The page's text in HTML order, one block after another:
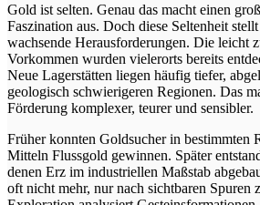
Gold ist selten. Genau das macht einen
Faszination aus. Doch diese Seltenheit
wachsende Herausforderungen. Die leicht
Vorkommen wurden vielerorts bereits
Neue Lagerstätten liegen häufig tiefer,
geologisch schwierigeren Regionen. Das
Förderung komplexer, teurer und sensibler.
Früher konnten Goldsucher in bestimmten
Mitteln Flussgold gewinnen. Später
denen Erz im industriellen Maßstab
oft nicht mehr, nur nach sichtbaren Spuren